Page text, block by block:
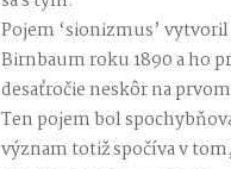
Pojem ‘sionizmus’
Birnbaum roku 1890 a ho
desaťročie neskôr na
Ten pojem bol
význam totiž spočíva v